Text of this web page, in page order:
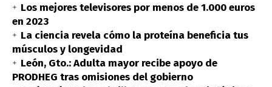
Los mejores televisores por menos de 1.000 euros
en 2023
La ciencia revela cómo la proteína beneficia tus
músculos y longevidad
León, Gto.: Adulta mayor recibe apoyo de
PRODHEG tras omisiones del gobierno